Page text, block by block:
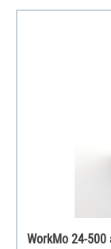
WorkMo 24-